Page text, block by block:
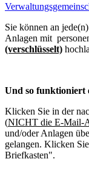
Sie können an
Anlagen mit
(verschlüsselt)
Und so funktioniert
Klicken Sie in der
(NICHT die E-Mail-
und/oder Anlagen
gelangen. Klicken
Briefkasten".